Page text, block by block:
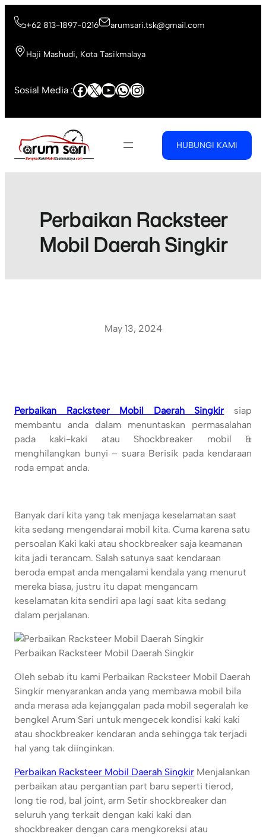
+62 813-1897-0216 arumsari.tsk@gmail.com
Haji Mashudi, Kota Tasikmalaya
Sosial Media :Facebook
X YouTube
WhatsApp
Instagram
HUBUNGI KAMI
Perbaikan Racksteer
Mobil Daerah Singkir
May 13, 2024
Perbaikan Racksteer Mobil Daerah Singkir siap
membantu anda dalam menuntaskan permasalahan
pada kaki-kaki atau Shockbreaker mobil &
menghilangkan bunyi – suara Berisik pada kendaraan
roda empat anda.
Banyak dari kita yang tak menjaga keselamatan saat
kita sedang mengendarai mobil kita. Cuma karena satu
persoalan Kaki kaki atau shockbreaker saja keamanan
kita jadi terancam. Salah satunya saat kendaraan
beroda empat anda mengalami kendala yang menurut
mereka biasa, justru itu dapat mengancam
keselamatan kita sendiri apa lagi saat kita sedang
dalam perjalanan.
Perbaikan Racksteer Mobil Daerah Singkir
Oleh sebab itu kami Perbaikan Racksteer Mobil Daerah
Singkir menyarankan anda yang membawa mobil bila
anda merasa ada kejanggalan pada mobil segeralah ke
bengkel Arum Sari untuk mengecek kondisi kaki kaki
atau shockbreaker kendaran anda sehingga tak terjadi
hal yang tak diinginkan.
Perbaikan Racksteer Mobil Daerah Singkir Menjalankan
perbaikan atau pergantian part baru seperti tierod,
long tie rod, bal joint, arm Setir shockbreaker dan
seluruh yang terkait dengan kaki kaki dan
shockbreaker dengan cara mengkoreksi atau